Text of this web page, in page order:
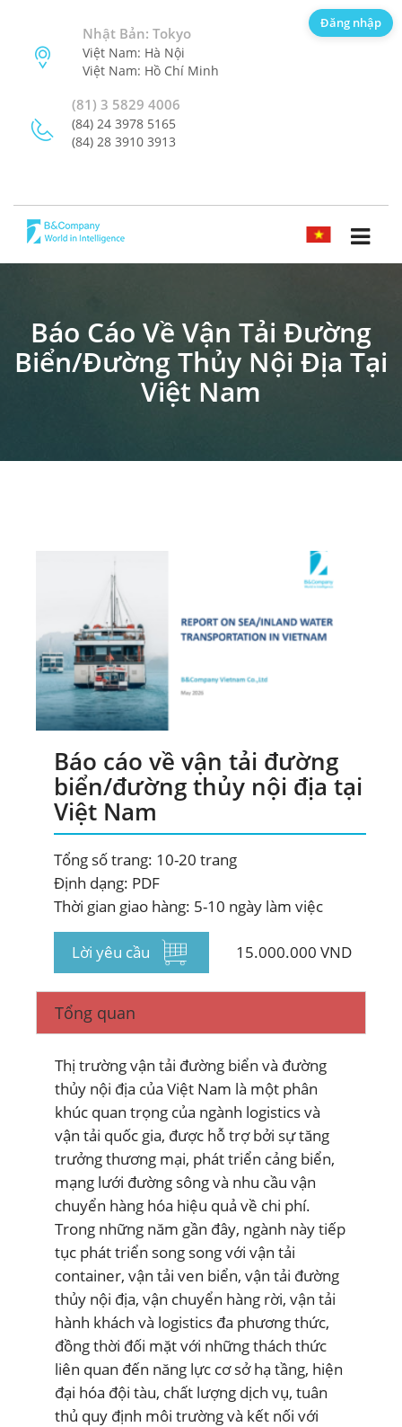
Nhật Bản: Tokyo
Việt Nam: Hà Nội
Việt Nam: Hồ Chí Minh
(81) 3 5829 4006
(84) 24 3978 5165
(84) 28 3910 3913
TIẾNG VIỆT
Báo Cáo Về Vận Tải Đường
Biển/đường Thủy Nội Địa Tại
Việt Nam
Báo cáo về vận tải đường
biển/đường thủy nội địa tại
Việt Nam
Tổng số trang: 10-20 trang
Định dạng: PDF
Thời gian giao hàng: 5-10 ngày làm việc
Lời yêu cầu 15.000.000 VND
Tổng quan
Thị trường vận tải đường biển và đường
thủy nội địa của Việt Nam là một phân
khúc quan trọng của ngành logistics và
vận tải quốc gia, được hỗ trợ bởi sự tăng
trưởng thương mại, phát triển cảng biển,
mạng lưới đường sông và nhu cầu vận
chuyển hàng hóa hiệu quả về chi phí.
Trong những năm gần đây, ngành này tiếp
tục phát triển song song với vận tải
container, vận tải ven biển, vận tải đường
thủy nội địa, vận chuyển hàng rời, vận tải
hành khách và logistics đa phương thức,
đồng thời đối mặt với những thách thức
liên quan đến năng lực cơ sở hạ tầng, hiện
đại hóa đội tàu, chất lượng dịch vụ, tuân
thủ quy định môi trường và kết nối với
Đăng nhập
ĐĂNG KÝ NHẬN BẢN TIN